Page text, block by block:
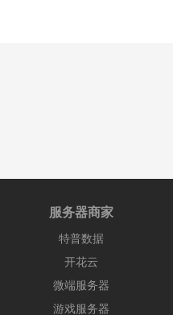
服务器商家
特普数据
开花云
微端服务器
游戏服务器